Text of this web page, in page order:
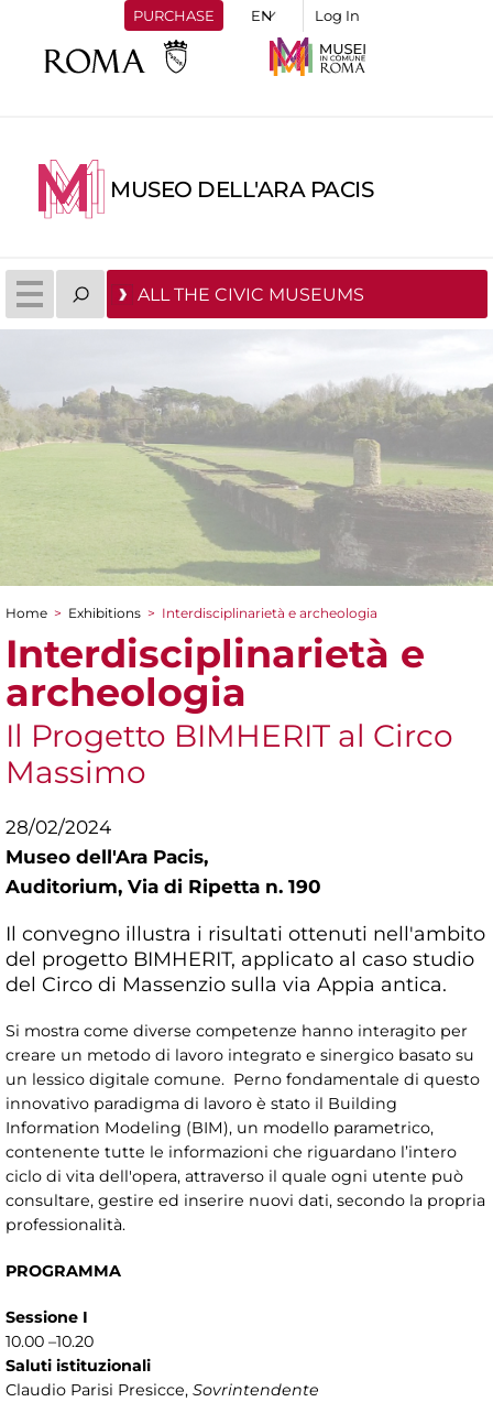
PURCHASE Log In
MUSEO DELL'ARA PACIS
ALL THE CIVIC MUSEUMS
You are here
Home > Exhibitions > Interdisciplinarietà e archeologia
Interdisciplinarietà e
archeologia
Il Progetto BIMHERIT al Circo
Massimo
28/02/2024
Museo dell'Ara Pacis,
Auditorium, Via di Ripetta n. 190
Il convegno illustra i risultati ottenuti nell'ambito
del progetto BIMHERIT, applicato al caso studio
del Circo di Massenzio sulla via Appia antica.
Si mostra come diverse competenze hanno interagito per
creare un metodo di lavoro integrato e sinergico basato su
un lessico digitale comune. Perno fondamentale di questo
innovativo paradigma di lavoro è stato il Building
Information Modeling (BIM), un modello parametrico,
contenente tutte le informazioni che riguardano l’intero
ciclo di vita dell'opera, attraverso il quale ogni utente può
consultare, gestire ed inserire nuovi dati, secondo la propria
professionalità.
PROGRAMMA
Sessione I
10.00 –10.20
Saluti istituzionali
Claudio Parisi Presicce, Sovrintendente